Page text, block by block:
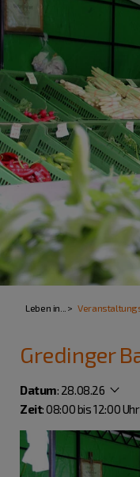
Leben in...
Gredinger
Datum: 28.08.26
Zeit: 08:00 bis 12:00 Uhr